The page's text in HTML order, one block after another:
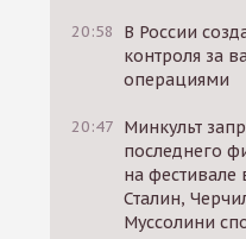
20:58
В России
контроля за
операциями
20:47 Минкульт
последнего
на
Сталин,
Муссолини